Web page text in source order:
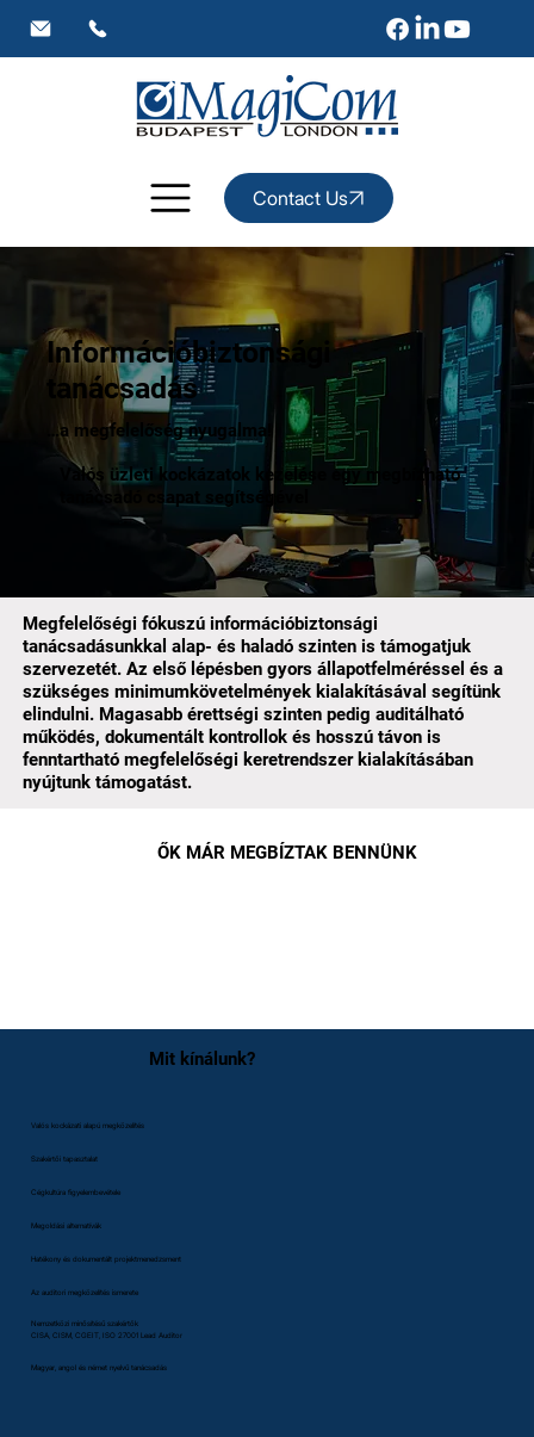
Contact Us
Információbiztonsági
tanácsadás
…a megfelelőség nyugalma!
Valós üzleti kockázatok kezelése egy megbízható
tanácsadó csapat segítségével
Megfelelőségi fókuszú információbiztonsági
tanácsadásunkkal alap- és haladó szinten is támogatjuk
szervezetét. Az első lépésben gyors állapotfelméréssel és a
szükséges minimumkövetelmények kialakításával segítünk
elindulni. Magasabb érettségi szinten pedig auditálható
működés, dokumentált kontrollok és hosszú távon is
fenntartható megfelelőségi keretrendszer kialakításában
nyújtunk támogatást.
ŐK MÁR MEGBÍZTAK BENNÜNK
Mit kínálunk?
Valós kockázati alapú megközelítés
Szakértői tapasztalat
Cégkultúra figyelembevétele
Megoldási alternatívák
Hatékony és dokumentált projektmenedzsment
Az auditori megközelítés ismerete
Nemzetközi minősítésű szakértők
CISA, CISM, CGEIT, ISO 27001 Lead Auditor
Magyar, angol és német nyelvű tanácsadás